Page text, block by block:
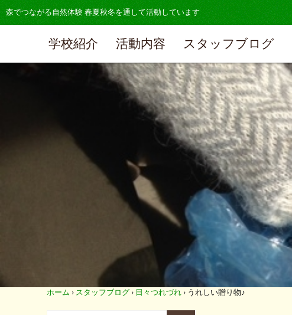
森でつながる自然体験 春夏秋冬を通して活動しています
学校紹介 活動内容 スタッフブログ
ホーム › スタッフブログ › 日々つれづれ › うれしい贈り物♪